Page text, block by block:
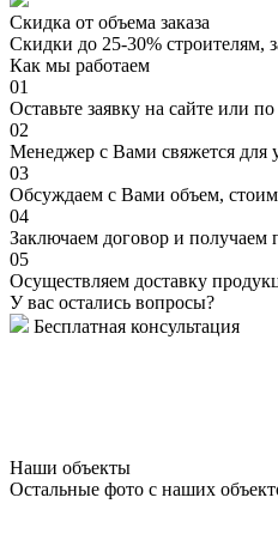
Скидка от объема заказа
Скидки до 25-30% строителям,
Как мы работаем
01
Оставьте заявку на сайте или
02
Менеджер с Вами свяжется для
03
Обсуждаем с Вами объем,
04
Заключаем договор и получаем
05
Осуществляем доставку
У вас остались вопросы?
Бесплатная консультация
Наши объекты
Остальные фото с наших